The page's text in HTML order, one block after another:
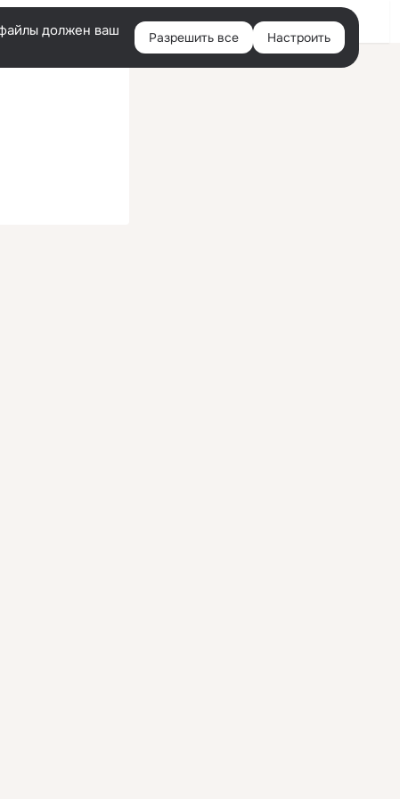
Войти
должен ваш
Разрешить все Настроить